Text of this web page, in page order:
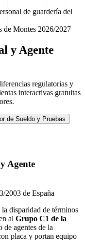
de guardería del
Montes 2026/2027
y Agente
regulatorias y
interactivas gratuitas
de Sueldo y Pruebas
Agente
2003 de España
disparidad de términos
al Grupo C1 de la
de agentes de la
placa y portan equipo